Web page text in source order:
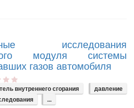
исследования
модуля системы
газов автомобиля
внутреннего сгорания
давление
...